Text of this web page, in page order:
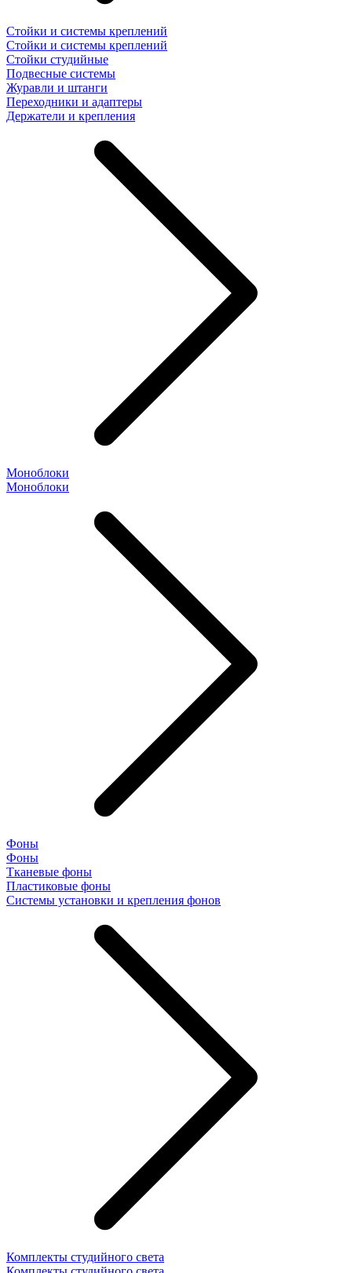
Стойки и системы креплений
Стойки и системы креплений
Стойки студийные
Подвесные системы
Журавли и штанги
Переходники и адаптеры
Держатели и крепления
Моноблоки
Моноблоки
Фоны
Фоны
Тканевые фоны
Пластиковые фоны
Системы установки и крепления фонов
Комплекты студийного света